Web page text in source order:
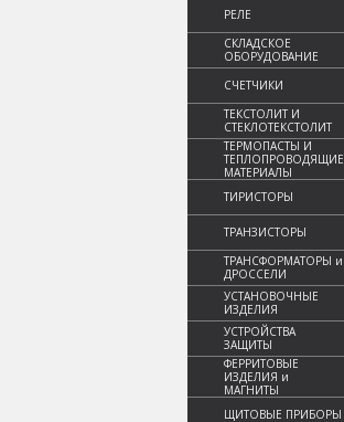
РЕЛЕ
СКЛАДСКОЕ
ОБОРУДОВАНИЕ
СЧЕТЧИКИ
ТЕКСТОЛИТ И
СТЕКЛОТЕКСТОЛИТ
ТЕРМОПАСТЫ И
ТЕПЛОПРОВОДЯЩИЕ
МАТЕРИАЛЫ
ТИРИСТОРЫ
ТРАНЗИСТОРЫ
ТРАНСФОРМАТОРЫ и
ДРОССЕЛИ
УСТАНОВОЧНЫЕ
ИЗДЕЛИЯ
УСТРОЙСТВА
ЗАЩИТЫ
ФЕРРИТОВЫЕ
ИЗДЕЛИЯ и
МАГНИТЫ
ЩИТОВЫЕ ПРИБОРЫ